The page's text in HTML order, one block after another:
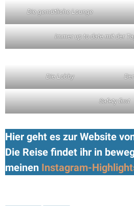
Die gemütliche Lounge
Immer up to date mit der
Die Lobby
Safety first
Hier geht es zur Website
Die Reise findet ihr in
meinen Instagram-